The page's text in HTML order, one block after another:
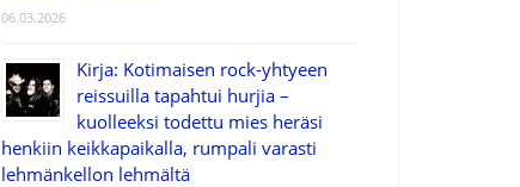
06.03.2026
Kirja: Kotimaisen rock-yhtyeen
reissuilla tapahtui hurjia –
kuolleeksi todettu mies heräsi
henkiin keikkapaikalla, rumpali varasti
lehmänkellon lehmältä